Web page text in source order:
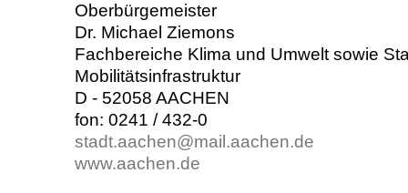
Oberbürgemeister
Dr. Michael Ziemons
Fachbereiche Klima und Umwelt sowie
Mobilitätsinfrastruktur
D - 52058 AACHEN
fon: 0241 / 432-0
stadt.aachen@mail.aachen.de
www.aachen.de